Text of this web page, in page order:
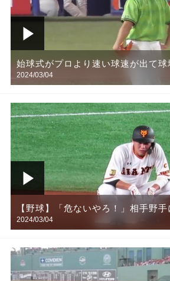
始球式がプロより速い球速が出て球
球】
2024/03/04
【野球】「危ないやろ！」相手野
勇人が怖すぎたww
2024/03/04